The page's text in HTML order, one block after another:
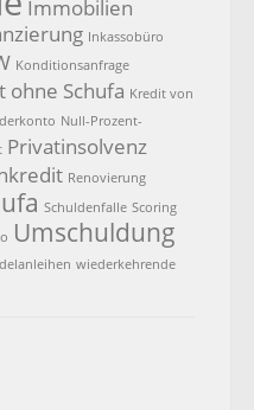
Immobilien
Inkassobüro
Konditionsanfrage
ohne Schufa Kredit von
Null-Prozent-
Privatinsolvenz
Renovierung
Schuldenfalle Scoring
Umschuldung
wiederkehrende